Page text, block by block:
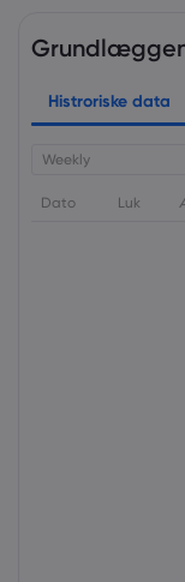
Histroriske data
Weekly
Dato Luk